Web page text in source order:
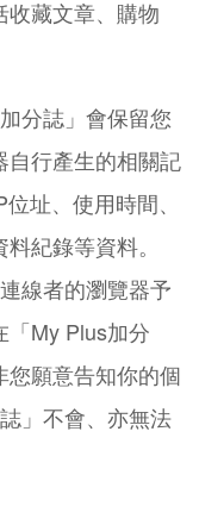
收藏文章、購物
分誌」會保留您
自行產生的相關記
址、使用時間、
紀錄等資料。
線者的瀏覽器予
「My Plus加分
願意告知你的個
」不會、亦無法